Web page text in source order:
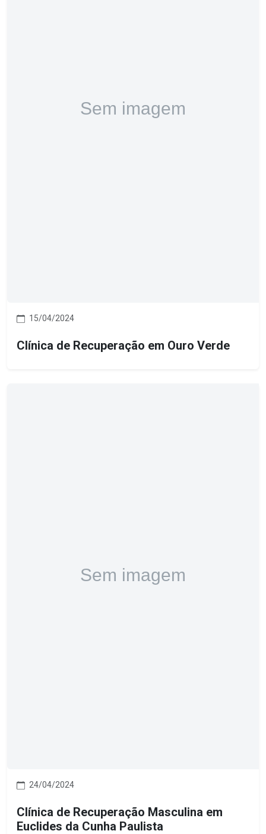
15/04/2024
Clínica de Recuperação em Ouro Verde
24/04/2024
Clínica de Recuperação Masculina em
Euclides da Cunha Paulista